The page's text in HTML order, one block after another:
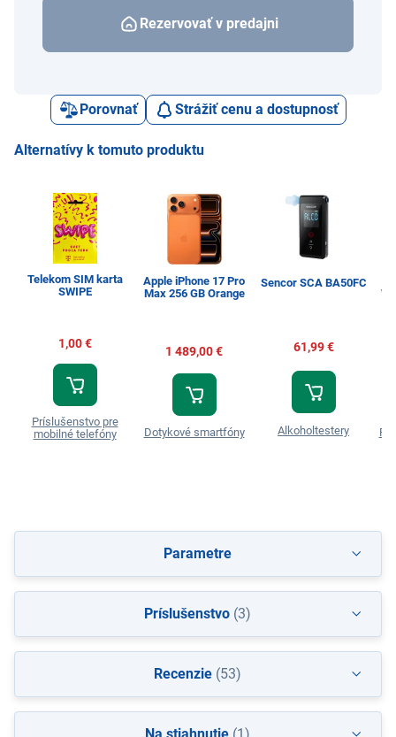
Rezervovať v predajni
Porovnať Strážiť cenu a dostupnosť
Alternatívy k tomuto produktu
Telekom SIM karta
SWIPE
1,00 €
Príslušenstvo pre
mobilné telefóny
Apple iPhone 17 Pro
Max 256 GB Orange
1 489,00 €
Dotykové smartfóny
Sencor SCA BA50FC
61,99 €
Alkoholtestery
Parametre
Príslušenstvo (3)
Recenzie (53)